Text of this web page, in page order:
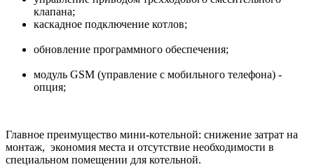
клапана;
каскадное подключение котлов;
обновление программного обеспечения;
модуль GSM (управление с мобильного телефона) -
опция;
Главное преимущество мини-котельной: снижение затрат на
монтаж, экономия места и отсутствие необходимости в
специальном помещении для котельной.